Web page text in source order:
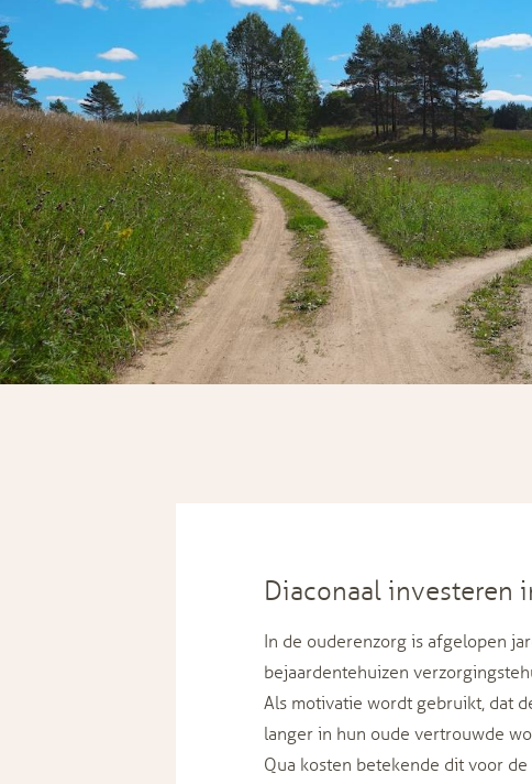
Diaconaal investeren
In de ouderenzorg is afgelopen
bejaardentehuizen
Als motivatie wordt gebruikt, dat
langer in hun oude vertrouwde
Qua kosten betekende dit voor